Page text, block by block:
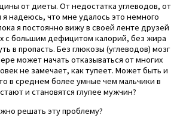
от диеты. От недостатка углеводов, от
надеюсь, что мне удалось это немного
я постоянно вижу в своей ленте друзей
с большим дефицитом калорий, без жира
в пропасть. Без глюкозы (углеводов) мозг
может начать отказываться от многих
не замечает, как тупеет. Может быть и
в среднем более умные чем мальчики в
и становятся глупее мужчин?
решать эту проблему?